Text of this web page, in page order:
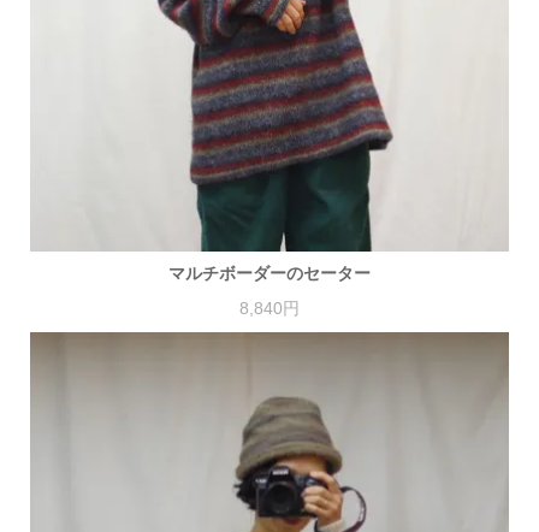
マルチボーダーのセーター
8,840円